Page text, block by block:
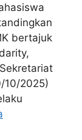
bertajuk
10/2025)